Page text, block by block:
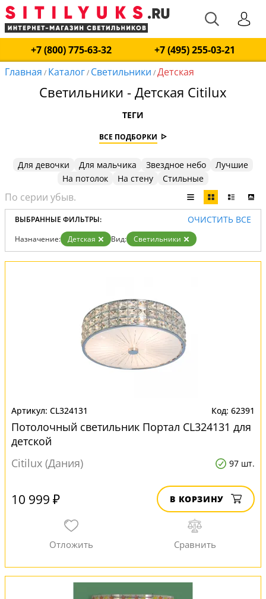
+7 (800) 775-63-32
+7 (495) 255-03-21
Главная / Каталог/ Светильники /Детская
Светильники - Детская Citilux
ТЕГИ
ВСЕ ПОДБОРКИ
Для девочки Для мальчика Звездное небо
Лучшие
На потолок
На стену Стильные
ВЫБРАННЫЕ ФИЛЬТРЫ: ОЧИСТИТЬ ВСЕ
Назначение: Детская Вид: Светильники
CL324131 62391
Потолочный светильник Портал CL324131 для
детской
Citilux (Дания)
97 шт.
10 999 ₽ В КОРЗИНУ